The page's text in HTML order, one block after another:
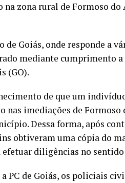
zona rural de Formoso
de Goiás, onde responde a
mediante cumprimento
(GO).
de que um
nas imediações de
Dessa forma, após
obtiveram uma cópia do
efetuar diligências no
de Goiás, os policiais